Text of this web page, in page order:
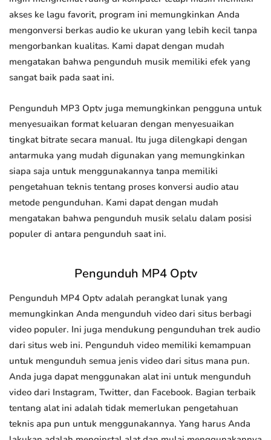
akses ke lagu favorit, program ini memungkinkan Anda
mengonversi berkas audio ke ukuran yang lebih kecil tanpa
mengorbankan kualitas. Kami dapat dengan mudah
mengatakan bahwa pengunduh musik memiliki efek yang
sangat baik pada saat ini.
Pengunduh MP3 Optv juga memungkinkan pengguna untuk
menyesuaikan format keluaran dengan menyesuaikan
tingkat bitrate secara manual. Itu juga dilengkapi dengan
antarmuka yang mudah digunakan yang memungkinkan
siapa saja untuk menggunakannya tanpa memiliki
pengetahuan teknis tentang proses konversi audio atau
metode pengunduhan. Kami dapat dengan mudah
mengatakan bahwa pengunduh musik selalu dalam posisi
populer di antara pengunduh saat ini.
Pengunduh MP4 Optv
Pengunduh MP4 Optv adalah perangkat lunak yang
memungkinkan Anda mengunduh video dari situs berbagi
video populer. Ini juga mendukung pengunduhan trek audio
dari situs web ini. Pengunduh video memiliki kemampuan
untuk mengunduh semua jenis video dari situs mana pun.
Anda juga dapat menggunakan alat ini untuk mengunduh
video dari Instagram, Twitter, dan Facebook. Bagian terbaik
tentang alat ini adalah tidak memerlukan pengetahuan
teknis apa pun untuk menggunakannya. Yang harus Anda